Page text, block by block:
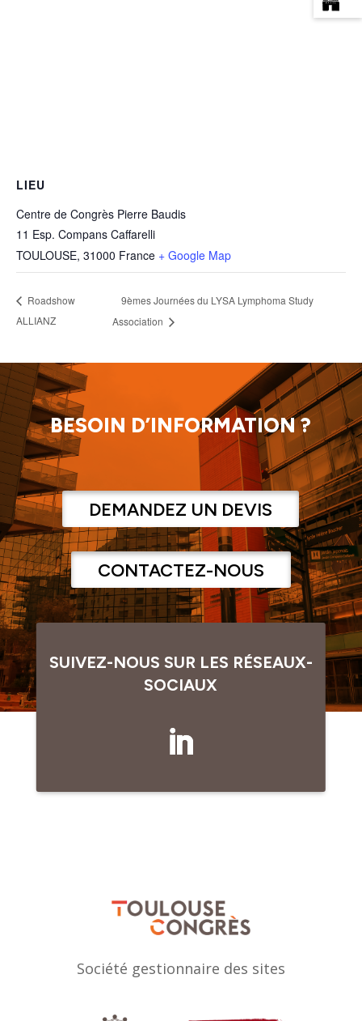
LIEU
Centre de Congrès Pierre Baudis
11 Esp. Compans Caffarelli
TOULOUSE, 31000 France + Google Map
Roadshow
ALLIANZ
9èmes Journées du LYSA Lymphoma Study
Association
BESOIN D’INFORMATION ?
DEMANDEZ UN DEVIS
CONTACTEZ-NOUS
SUIVEZ-NOUS SUR LES RÉSEAUX-
SOCIAUX
Société gestionnaire des sites